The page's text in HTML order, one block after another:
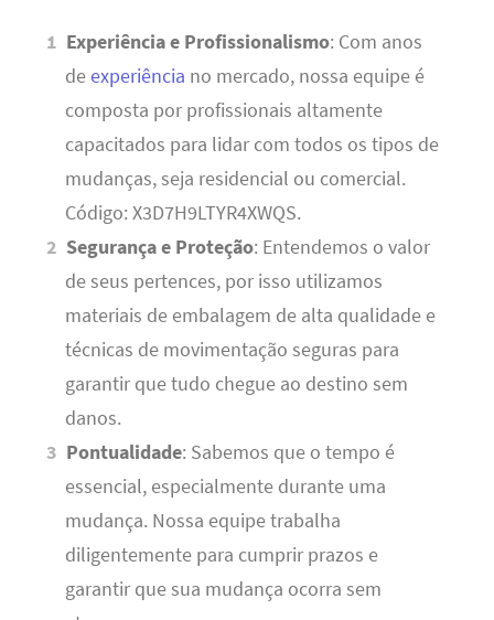
Experiência e Profissionalismo: Com anos
deexperiência no mercado, nossa equipe é
composta por profissionais altamente
capacitados para lidar com todos os tipos de
mudanças, seja residencial ou comercial.
Código: X3D7H9LTYR4XWQS.
Segurança e Proteção: Entendemos o valor
de seus pertences, por isso utilizamos
materiais de embalagem de alta qualidade e
técnicas de movimentação seguras para
garantir que tudo chegue ao destino sem
danos.
Pontualidade: Sabemos que o tempo é
essencial, especialmente durante uma
mudança. Nossa equipe trabalha
diligentemente para cumprir prazos e
garantir que sua mudança ocorra sem